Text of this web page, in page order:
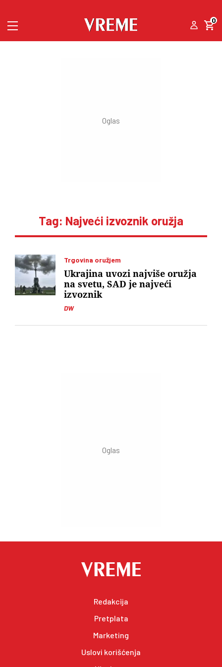
0
Tag: Najveći izvoznik oružja
Trgovina oružjem
DW
Ukrajina uvozi najviše oružja
na svetu, SAD je najveći
izvoznik
Redakcija
Pretplata
Marketing
Uslovi korišćenja